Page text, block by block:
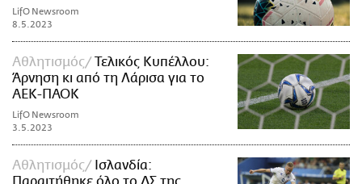
LifO Newsroom
8.5.2023
Αθλητισμός
Τελικός Κυπέλλου:
Άρνηση κι από τη Λάρισα για το
ΑΕΚ-ΠΑΟΚ
LifO Newsroom
3.5.2023
Αθλητισμός
Ισλανδία: